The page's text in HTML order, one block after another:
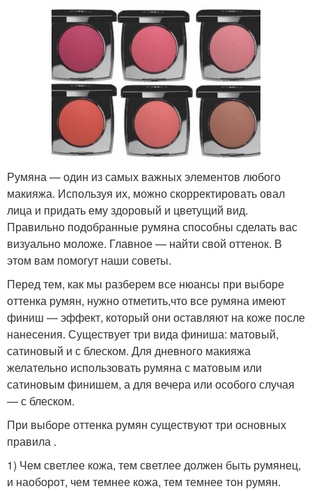
Румяна — один из самых важных элементов любого
макияжа. Используя их, можно скорректировать овал
лица и придать ему здоровый и цветущий вид.
Правильно подобранные румяна способны сделать вас
визуально моложе. Главное — найти свой оттенок. В
этом вам помогут наши советы.
Перед тем, как мы разберем все нюансы при выборе
оттенка румян, нужно отметить,что все румяна имеют
финиш — эффект, который они оставляют на коже после
нанесения. Существует три вида финиша: матовый,
сатиновый и с блеском. Для дневного макияжа
желательно использовать румяна с матовым или
сатиновым финишем, а для вечера или особого случая
— с блеском.
При выборе оттенка румян существуют три основных
правила .
1) Чем светлее кожа, тем светлее должен быть румянец,
и наоборот, чем темнее кожа, тем темнее тон румян.